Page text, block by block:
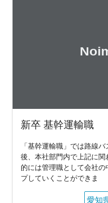
新卒 基幹運輸職
「基幹運輸職」では路線
後、本社部門内で上記に
的には管理職として会社
プしていくことができま
愛知